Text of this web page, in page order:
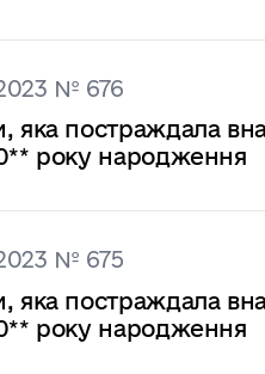
№ 676
яка постраждала
року народження
№ 675
яка постраждала
року народження